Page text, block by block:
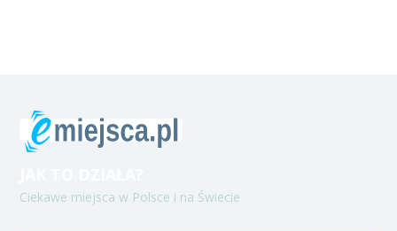
Ciekawe miejsca w Polsce i na Świecie